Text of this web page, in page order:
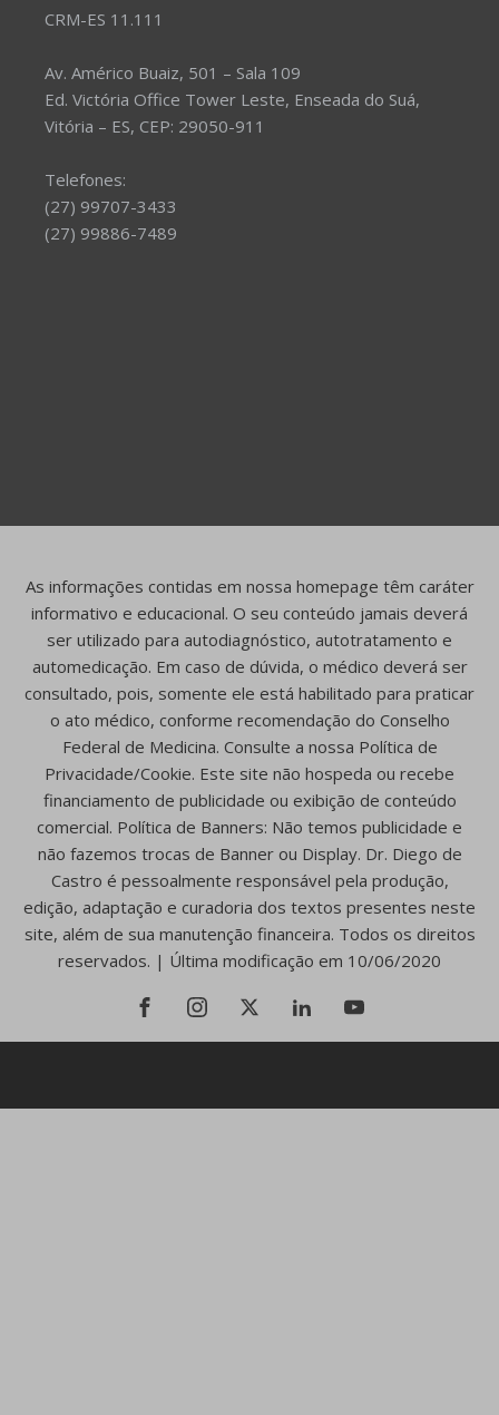
CRM-ES 11.111
Av. Américo Buaiz, 501 – Sala 109
Ed. Victória Office Tower Leste, Enseada do Suá,
Vitória – ES, CEP: 29050-911
Telefones:
(27) 99707-3433
(27) 99886-7489
As informações contidas em nossa homepage têm caráter
informativo e educacional. O seu conteúdo jamais deverá
ser utilizado para autodiagnóstico, autotratamento e
automedicação. Em caso de dúvida, o médico deverá ser
consultado, pois, somente ele está habilitado para praticar
o ato médico, conforme recomendação do Conselho
Federal de Medicina. Consulte a nossa Política de
Privacidade/Cookie. Este site não hospeda ou recebe
financiamento de publicidade ou exibição de conteúdo
comercial. Política de Banners: Não temos publicidade e
não fazemos trocas de Banner ou Display. Dr. Diego de
Castro é pessoalmente responsável pela produção,
edição, adaptação e curadoria dos textos presentes neste
site, além de sua manutenção financeira. Todos os direitos
reservados. | Última modificação em 10/06/2020